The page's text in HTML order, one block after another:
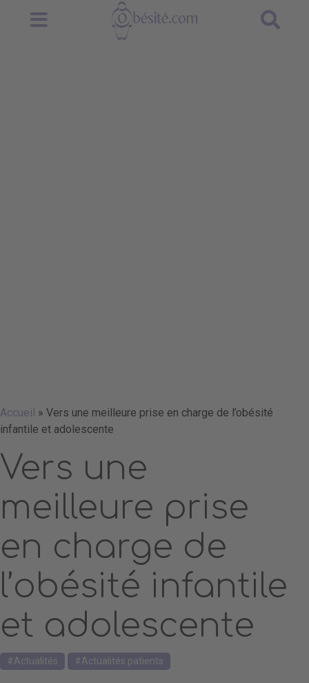
Accueil » Vers une meilleure prise en charge de l’obésité
infantile et adolescente
Vers une
meilleure prise
en charge de
l’obésité infantile
et adolescente
Actualités Actualités patients